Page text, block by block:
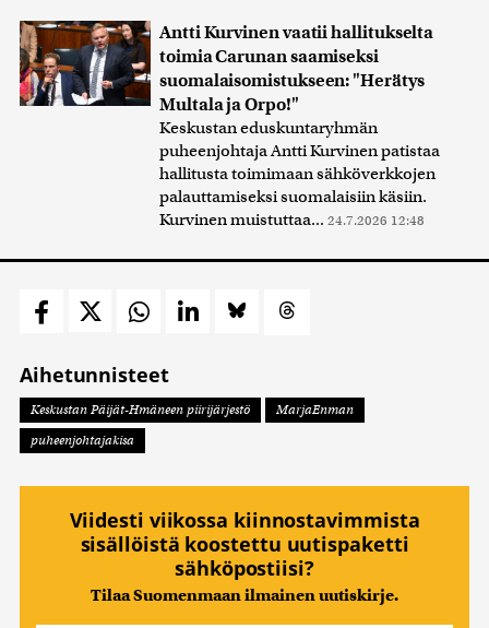
Antti Kurvinen vaatii hallitukselta
toimia Carunan saamiseksi
suomalaisomistukseen: "Herätys
Multala ja Orpo!"
Keskustan eduskuntaryhmän
puheenjohtaja Antti Kurvinen patistaa
hallitusta toimimaan sähköverkkojen
palauttamiseksi suomalaisiin käsiin.
Kurvinen muistuttaa... 24.7.2026 12:48
Aihetunnisteet
Keskustan Päijät-Hmäneen piirijärjestö
MarjaEnman
puheenjohtajakisa
Viidesti viikossa kiinnostavimmista
sisällöistä koostettu uutispaketti
sähköpostiisi?
Tilaa Suomenmaan ilmainen uutiskirje.